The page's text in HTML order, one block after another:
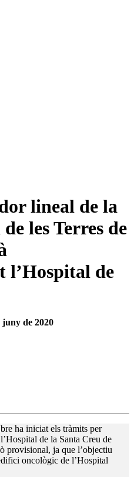
lineal de la
les Terres de
l’Hospital de
juny de 2020
ha iniciat els tràmits per
de la Santa Creu de
provisional, ja que l’objectiu
oncològic de l’Hospital